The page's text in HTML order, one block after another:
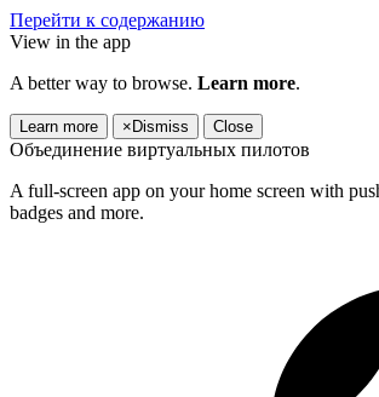
Перейти к содержанию
View in the app
A better way to browse. Learn more.
Learn more × Dismiss Close
Объединение виртуальных пилотов
A full-screen app on your home screen with
badges and more.